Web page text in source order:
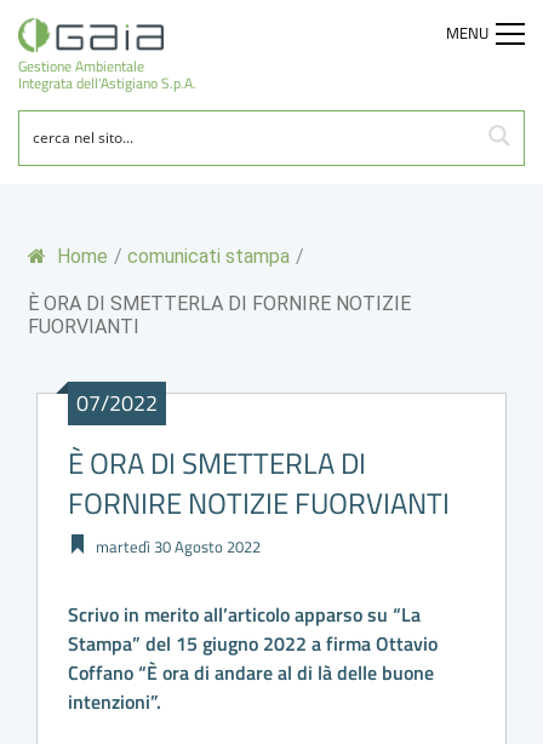
Gestione Ambientale
Integrata dell'Astigiano S.p.A.
MENU
Home / comunicati stampa /
È ORA DI SMETTERLA DI FORNIRE NOTIZIE
FUORVIANTI
07/2022
È ORA DI SMETTERLA DI
FORNIRE NOTIZIE FUORVIANTI
martedì 30 Agosto 2022
Scrivo in merito all’articolo apparso su “La
Stampa” del 15 giugno 2022 a firma Ottavio
Coffano “È ora di andare al di là delle buone
intenzioni”.